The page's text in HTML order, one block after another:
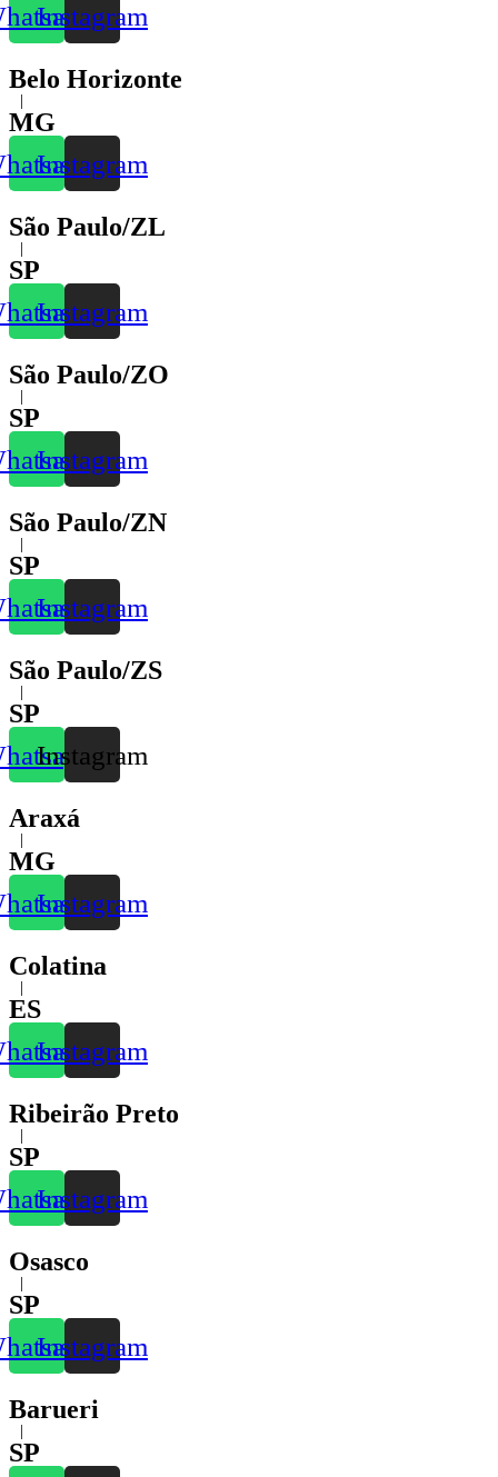
Instagram
Belo Horizonte
|
MG
Instagram
São Paulo/ZL
|
SP
Instagram
São Paulo/ZO
|
SP
Instagram
São Paulo/ZN
|
SP
Instagram
São Paulo/ZS
|
SP
Instagram
Araxá
|
MG
Instagram
Colatina
|
ES
Instagram
Ribeirão Preto
|
SP
Instagram
Osasco
|
SP
Instagram
Barueri
|
SP